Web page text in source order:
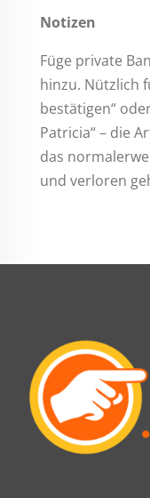
Notizen
Füge private
hinzu. Nützlich
bestätigen“
Patricia“ – die
das
und verloren